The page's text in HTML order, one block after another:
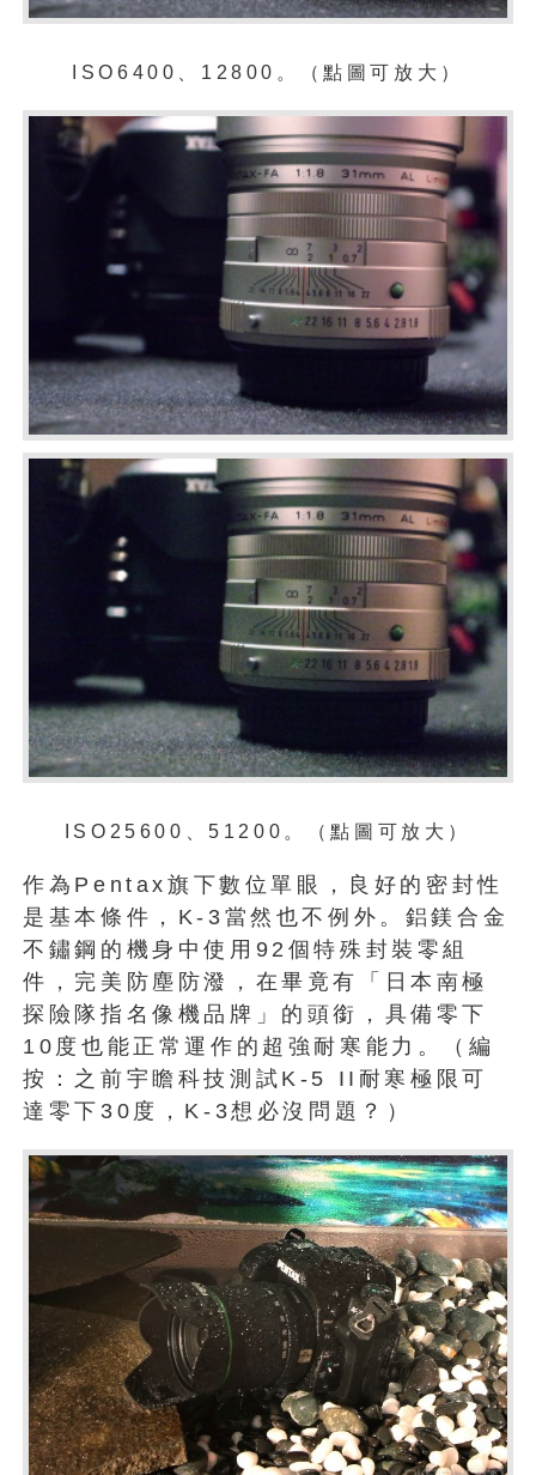
ISO6400、12800。（點圖可放大）
ISO25600、51200。（點圖可放大）
作為Pentax旗下數位單眼，良好的密封性
是基本條件，K-3當然也不例外。鋁鎂合金
不鏽鋼的機身中使用92個特殊封裝零組
件，完美防塵防潑，在畢竟有「日本南極
探險隊指名像機品牌」的頭銜，具備零下
10度也能正常運作的超強耐寒能力。（編
按：之前宇瞻科技測試K-5 II耐寒極限可
達零下30度，K-3想必沒問題？）